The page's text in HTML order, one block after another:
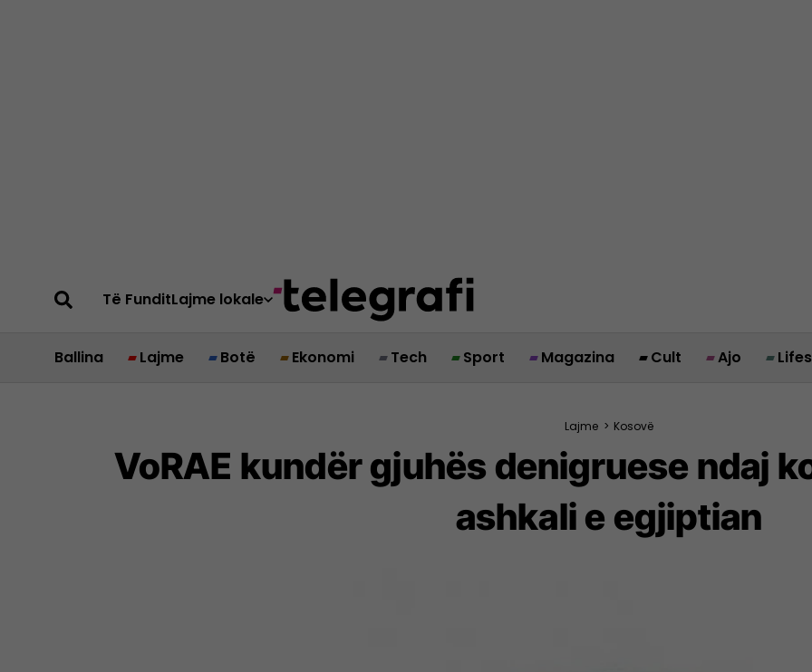
Të FunditLajme lokale
Ballina Lajme Botë Ekonomi Tech Sport Magazina Cult Ajo
Lajme > Kosovë
VoRAE kundër gjuhës denigruese ndaj
ashkali e egjiptian